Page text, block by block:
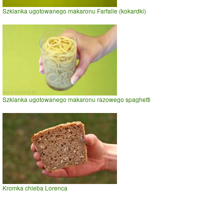
Szklanka ugotowanego makaronu Farfalle (kokardki)
Szklanka ugotowanego makaronu razowego spaghetti
Kromka chleba Lorenca